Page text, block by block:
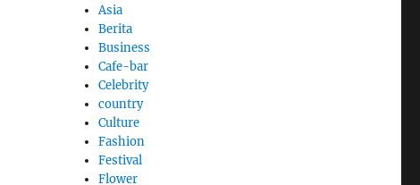
Asia
Berita
Business
Cafe-bar
Celebrity
country
Culture
Fashion
Festival
Flower